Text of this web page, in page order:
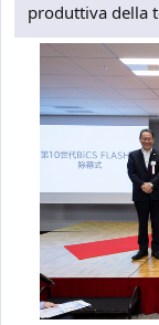
produttiva della